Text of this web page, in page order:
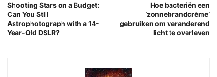
Shooting Stars on a Budget:
Can You Still
Astrophotograph with a 14-
Year-Old DSLR?
Hoe bacteriën een
‘zonnebrandcrème’
gebruiken om veranderend
licht te overleven